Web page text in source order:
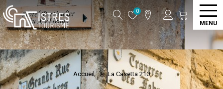
0
MENU
Accueil > La Casetta 210